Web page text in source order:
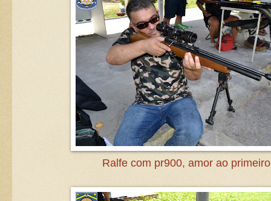
Ralfe com pr900, amor ao